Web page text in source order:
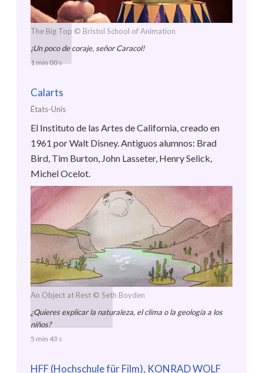
The Big Top © Bristol School of Animation
¡Un poco de coraje, señor Caracol!
1 min 00 s
Calarts
États-Unis
El Instituto de las Artes de California, creado en
1961 por Walt Disney. Antiguos alumnos: Brad
Bird, Tim Burton, John Lasseter, Henry Selick,
Michel Ocelot.
An Object at Rest © Seth Boyden
¿Quieres explicar la naturaleza, el clima o la geología a los
niños?
5 min 43 s
HFF (Hochschule für Film), KONRAD WOLF